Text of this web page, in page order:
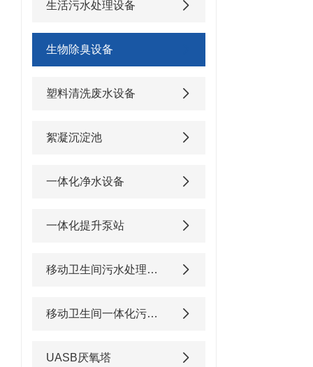
生活污水处理设备
生物除臭设备
塑料清洗废水设备
絮凝沉淀池
一体化净水设备
一体化提升泵站
移动卫生间污水处理设备
移动卫生间一体化污水处理设备
UASB厌氧塔